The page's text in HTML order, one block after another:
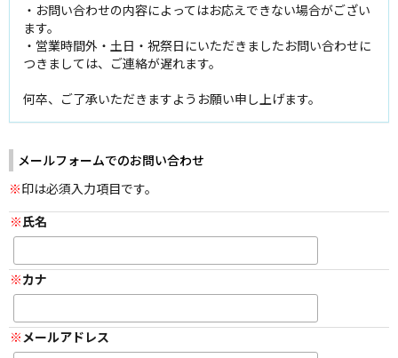
藤井流星
濵田崇裕
小瀧望
岸優太
神宮寺勇太
京本大我
松村北斗
髙地優吾
田中樹
Snow Man
岩本照
深澤辰哉
渡辺翔太
向井康二
宮舘涼太
佐久間大介
なにわ男子
西畑大吾
大西流星
長尾謙杜
藤原丈一郎
大橋和也
林翔太
室龍太
寺西拓人
配送に関する注意事項
よくあるご質問・お問い合わせ
・お問い合わせの内容によってはお応えできない場合がござい
ます。
・営業時間外・土日・祝祭日にいただきましたお問い合わせに
つきましては、ご連絡が遅れます。
何卒、ご了承いただきますようお願い申し上げます。
メールフォームでのお問い合わせ
印は必須入力項目です。
氏名
カナ
メールアドレス